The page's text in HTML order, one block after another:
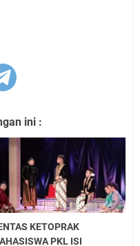
ini :
KETOPRAK
PKL ISI